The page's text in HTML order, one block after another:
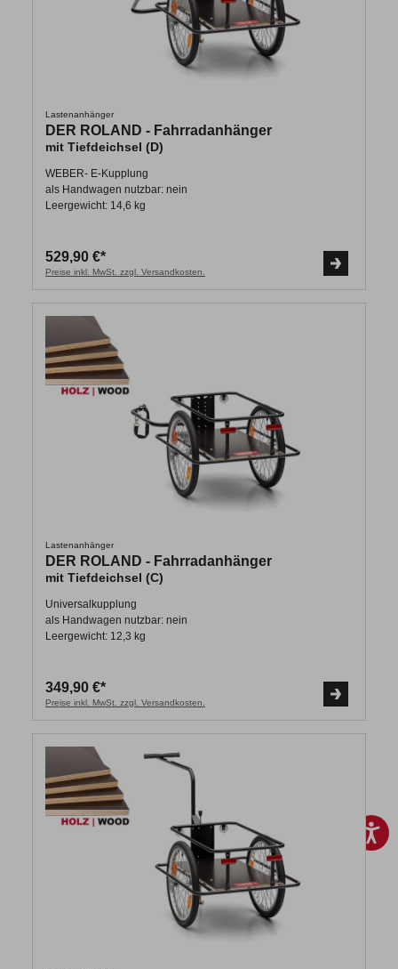
Lastenanhänger
DER ROLAND - Fahrradanhänger
mit Tiefdeichsel (D)
WEBER- E-Kupplung
als Handwagen nutzbar: nein
Leergewicht: 14,6 kg
529,90 €*
Preise inkl. MwSt. zzgl. Versandkosten.
Lastenanhänger
DER ROLAND - Fahrradanhänger
mit Tiefdeichsel (C)
Universalkupplung
als Handwagen nutzbar: nein
Leergewicht: 12,3 kg
349,90 €*
Preise inkl. MwSt. zzgl. Versandkosten.